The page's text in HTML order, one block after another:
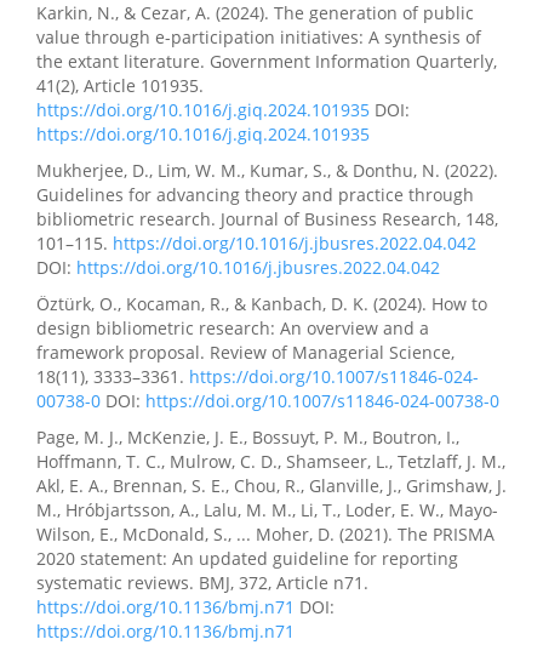
Karkin, N., & Cezar, A. (2024). The generation of public
value through e-participation initiatives: A synthesis of
the extant literature. Government Information Quarterly,
41(2), Article 101935.
https://doi.org/10.1016/j.giq.2024.101935 DOI:
https://doi.org/10.1016/j.giq.2024.101935
Mukherjee, D., Lim, W. M., Kumar, S., & Donthu, N. (2022).
Guidelines for advancing theory and practice through
bibliometric research. Journal of Business Research, 148,
101–115. https://doi.org/10.1016/j.jbusres.2022.04.042
DOI: https://doi.org/10.1016/j.jbusres.2022.04.042
Öztürk, O., Kocaman, R., & Kanbach, D. K. (2024). How to
design bibliometric research: An overview and a
framework proposal. Review of Managerial Science,
18(11), 3333–3361. https://doi.org/10.1007/s11846-024-
00738-0 DOI: https://doi.org/10.1007/s11846-024-00738-0
Page, M. J., McKenzie, J. E., Bossuyt, P. M., Boutron, I.,
Hoffmann, T. C., Mulrow, C. D., Shamseer, L., Tetzlaff, J. M.,
Akl, E. A., Brennan, S. E., Chou, R., Glanville, J., Grimshaw, J.
M., Hróbjartsson, A., Lalu, M. M., Li, T., Loder, E. W., Mayo-
Wilson, E., McDonald, S., ... Moher, D. (2021). The PRISMA
2020 statement: An updated guideline for reporting
systematic reviews. BMJ, 372, Article n71.
https://doi.org/10.1136/bmj.n71 DOI:
https://doi.org/10.1136/bmj.n71